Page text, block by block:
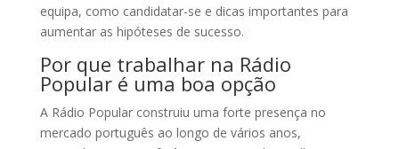
equipa, como candidatar-se e dicas importantes para
aumentar as hipóteses de sucesso.
Por que trabalhar na Rádio
Popular é uma boa opção
A Rádio Popular construiu uma forte presença no
mercado português ao longo de vários anos,